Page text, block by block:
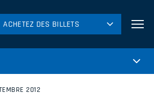
ACHETEZ DES BILLETS
ACHETEZ DES BILLETS
2012